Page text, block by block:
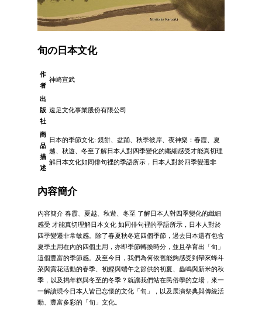
旬の日本文化
作
者
神崎宣武
出
版
社
遠足文化事業股份有限公司
商
品
描
述
日本的季節文化: 鏡餅、盆踊、秋季彼岸、夜神樂：春霞、夏
越、秋遊、冬至了解日本人對四季變化的纖細感受才能真切理
解日本文化如同俳句裡的季語所示，日本人對於四季變遷非
內容簡介
內容簡介 春霞、夏越、秋遊、冬至 了解日本人對四季變化的纖細
感受 才能真切理解日本文化 如同俳句裡的季語所示，日本人對於
四季變遷非常敏感。除了春夏秋冬這四個季節，過去日本還有包含
夏季土用在內的四個土用，亦即季節轉換時分，並且孕育出「旬」
這個豐富的季節感。及至今日，我們為何依舊能夠感受到帶來蜂斗
菜與賞花活動的春季、初鰹與端午之節供的初夏、蟲鳴與新米的秋
季，以及搗年糕與冬至的冬季？就讓我們站在民俗學的立場，來一
一解讀現今日本人皆已忘懷的文化「旬」，以及展演祭典與傳統活
動、豐富多彩的「旬」文化。